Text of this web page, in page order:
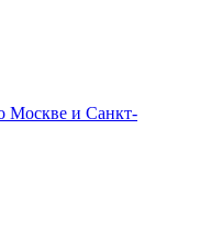
Москве и Санкт-